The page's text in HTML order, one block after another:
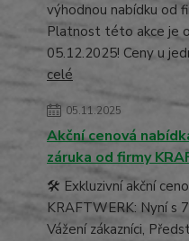
výhodnou nabídku od
Platnost této akce je
05.12.2025! Ceny u
celé
05.11.2025
Akční cenová
záruka od firmy
🛠️ Exkluzivní akční
KRAFTWERK: Nyní s
Vážení zákazníci,